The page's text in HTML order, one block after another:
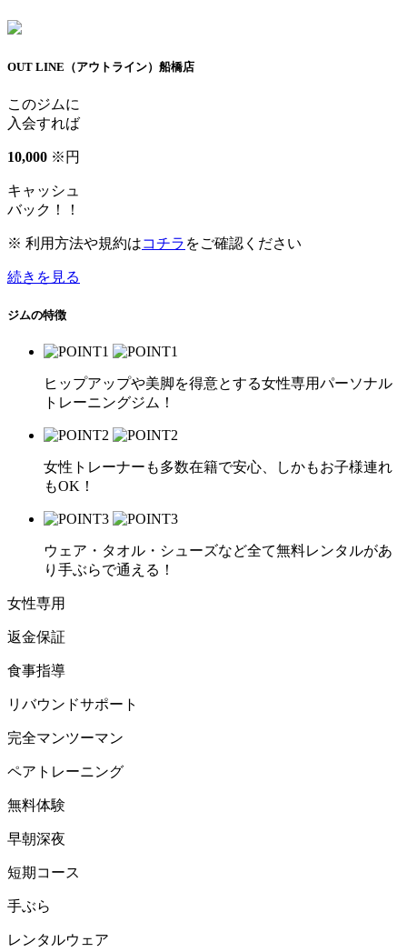
OUT LINE（アウトライン）船橋店
このジムに
入会すれば
10,000 ※ 円
キャッシュ
バック！！
※ 利用方法や規約はコチラ をご確認ください
続きを見る
ジムの特徴
ヒップアップや美脚を得意とする女性専用パーソナル
トレーニングジム！
女性トレーナーも多数在籍で安心、しかもお子様連れ
もOK！
ウェア・タオル・シューズなど全て無料レンタルがあ
り手ぶらで通える！
女性専用
返金保証
食事指導
リバウンドサポート
完全マンツーマン
ペアトレーニング
無料体験
早朝深夜
短期コース
手ぶら
レンタルウェア